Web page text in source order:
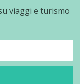
viaggi e turismo